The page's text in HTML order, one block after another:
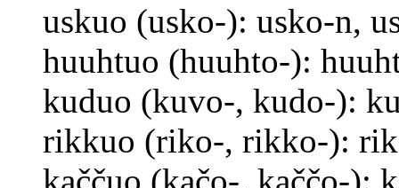
uskuo (usko-): usko-n,
huuhtuo (huuhto-):
kuduo (kuvo-, kudo-):
rikkuo (riko-, rikko-):
kaččuo (kačo-, kaččo-):